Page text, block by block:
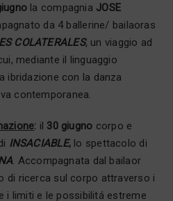
la compagnia JOSE
da 4 ballerine/ bailaoras
COLATERALES, un viaggio ad
mediante il linguaggio
ibridazione con la danza
contemporanea.
: il 30 giugno corpo e
INSACIABLE, lo spettacolo di
. Accompagnata dal bailaor
di ricerca sul corpo attraverso i
i limiti e le possibilitá estreme